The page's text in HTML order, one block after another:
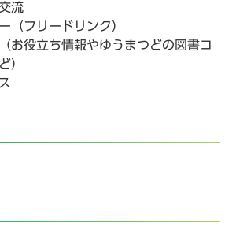
流
（フリードリンク）
お役立ち情報やゆうまつどの図書コ
）